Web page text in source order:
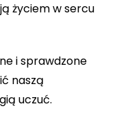
życiem w sercu
i sprawdzone
naszą
uczuć.